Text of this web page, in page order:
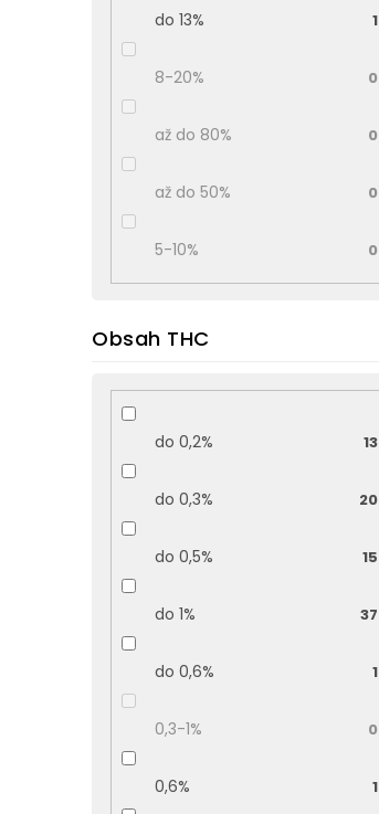
do 13% 1
8-20% 0
až do 80% 0
až do 50% 0
5-10% 0
Obsah THC
do 0,2% 13
do 0,3% 20
do 0,5% 15
do 1% 37
do 0,6% 1
0,3-1% 0
0,6% 1